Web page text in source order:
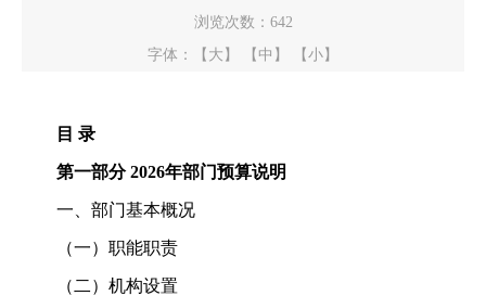
浏览次数： 642
字体：
【大】 【中】 【小】
目 录
第一部分 2026年部门预算说明
一、部门基本概况
（一）职能职责
（二）机构设置